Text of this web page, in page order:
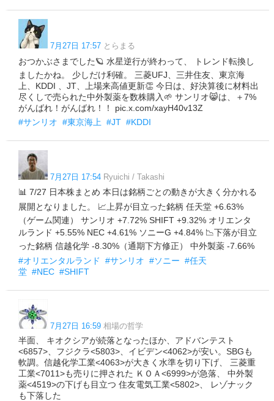
7月27日 17:57 とらまる
おつかぶさまでした🪐 水星逆行が終わって、 トレンド転換し
ましたかね。 少しだけ利確。 三菱UFJ、三井住友、東京海
上、KDDI 、JT、上場来高値更新👏 今日は、好決算後に材料出
尽くしで売られた中外製薬を数株購入🌱 サンリオ😸は、＋7%
がんばれ！がんばれ！！ pic.x.com/xayH40v13Z
#サンリオ #東京海上 #JT #KDDI
7月27日 17:54 Ryuichi / Takashi
📊 7/27 日本株まとめ 本日は銘柄ごとの動きが大きく分かれる
展開となりました。 📈上昇が目立った銘柄 任天堂 +6.63%
（ゲーム関連） サンリオ +7.72% SHIFT +9.32% オリエンタ
ルランド +5.55% NEC +4.61% ソニーG +4.84% 📉下落が目立
った銘柄 信越化学 -8.30%（通期下方修正） 中外製薬 -7.66%
#オリエンタルランド
#サンリオ #ソニー #任天
堂 #NEC #SHIFT
7月27日 16:59 相場の哲学
半面、 キオクシアが続落となったほか、アドバンテスト
<6857>、フジクラ<5803>、イビデン<4062>が安い。SBGも
軟調。信越化学工業<4063>が大きく水準を切り下げ、 三菱重
工業<7011>も売りに押された ＫＯＡ<6999>が急落、 中外製
薬<4519>の下げも目立つ 住友電気工業<5802>、 レゾナック
も下落した